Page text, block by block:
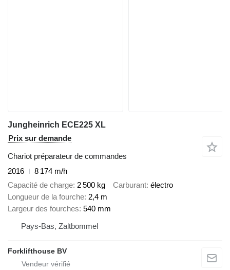
Jungheinrich ECE225 XL
Prix sur demande
Chariot préparateur de commandes
2016
8 174 m/h
Capacité de charge 2 500 kg Carburant électro
Longueur de la fourche 2,4 m
Largeur des fourches 540 mm
Pays-Bas, Zaltbommel
Forklifthouse BV